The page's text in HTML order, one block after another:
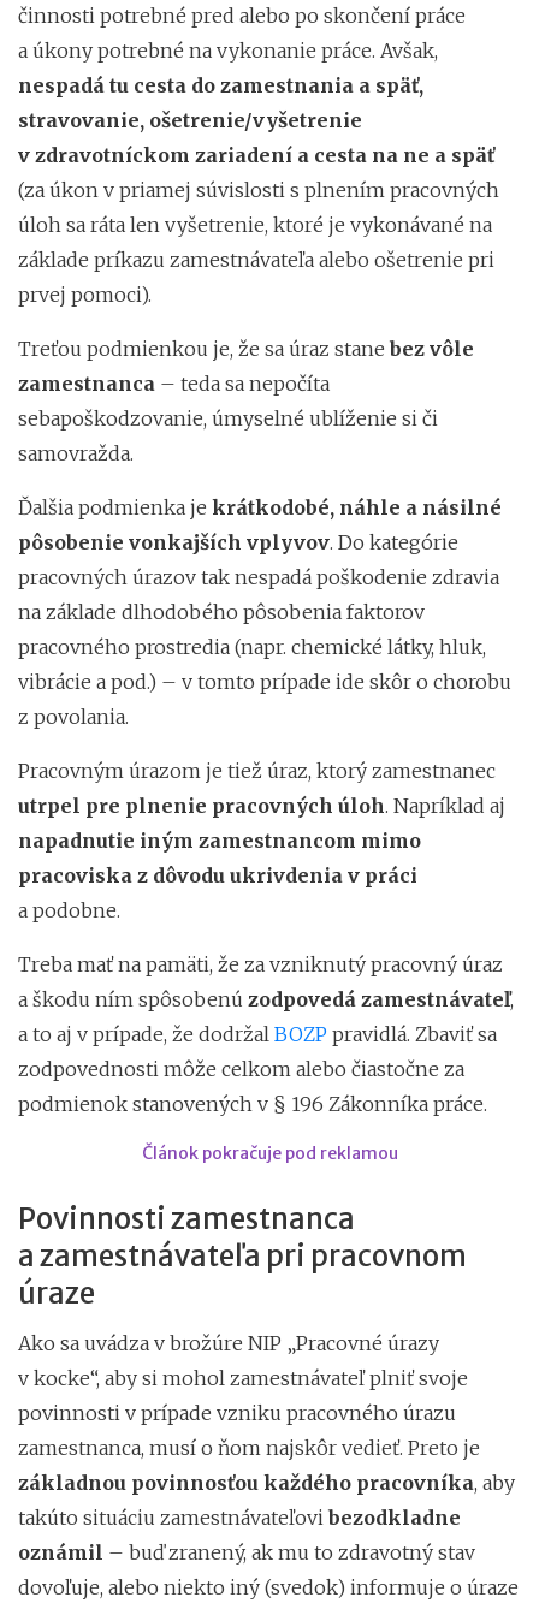
činnosti potrebné pred alebo po skončení práce
a úkony potrebné na vykonanie práce. Avšak,
nespadá tu cesta do zamestnania a späť,
stravovanie, ošetrenie/vyšetrenie
v zdravotníckom zariadení a cesta na ne a späť
(za úkon v priamej súvislosti s plnením pracovných
úloh sa ráta len vyšetrenie, ktoré je vykonávané na
základe príkazu zamestnávateľa alebo ošetrenie pri
prvej pomoci).
Treťou podmienkou je, že sa úraz stanebez vôle
zamestnanca – teda sa nepočíta
sebapoškodzovanie, úmyselné ublíženie si či
samovražda.
Ďalšia podmienka je krátkodobé, náhle a násilné
pôsobenie vonkajších vplyvov. Do kategórie
pracovných úrazov tak nespadá poškodenie zdravia
na základe dlhodobého pôsobenia faktorov
pracovného prostredia (napr. chemické látky, hluk,
vibrácie a pod.) – v tomto prípade ide skôr o chorobu
z povolania.
Pracovným úrazom je tiež úraz, ktorý zamestnanec
utrpel pre plnenie pracovných úloh. Napríklad aj
napadnutie iným zamestnancom mimo
pracoviska z dôvodu ukrivdenia v práci
a podobne.
Treba mať na pamäti, že za vzniknutý pracovný úraz
a škodu ním spôsobenú zodpovedá zamestnávateľ,
a to aj v prípade, že dodržal BOZP pravidlá. Zbaviť sa
zodpovednosti môže celkom alebo čiastočne za
podmienok stanovených v § 196 Zákonníka práce.
Článok pokračuje pod reklamou
Povinnosti zamestnanca
a zamestnávateľa pri pracovnom
úraze
Ako sa uvádza v brožúre NIP „Pracovné úrazy
v kocke“, aby si mohol zamestnávateľ plniť svoje
povinnosti v prípade vzniku pracovného úrazu
zamestnanca, musí o ňom najskôr vedieť. Preto je
základnou povinnosťou každého pracovníka, aby
takúto situáciu zamestnávateľovibezodkladne
oznámil – buď zranený, ak mu to zdravotný stav
dovoľuje, alebo niekto iný (svedok) informuje o úraze